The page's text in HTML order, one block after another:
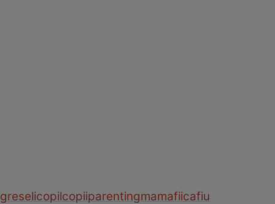
greselicopilcopiiparentingmamafiicafiu